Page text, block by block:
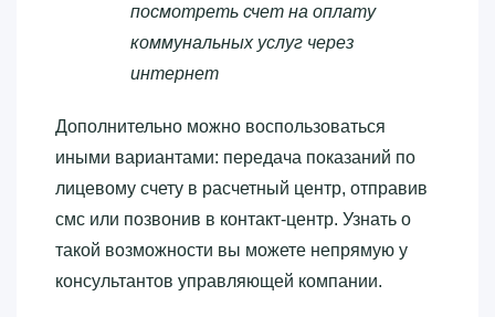
посмотреть счет на оплату
коммунальных услуг через
интернет
Дополнительно можно воспользоваться
иными вариантами: передача показаний по
лицевому счету в расчетный центр, отправив
смс или позвонив в контакт-центр. Узнать о
такой возможности вы можете непрямую у
консультантов управляющей компании.